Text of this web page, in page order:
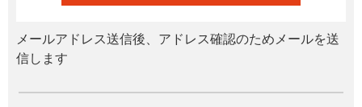
メールアドレス送信後、アドレス確認のためメールを送
信します